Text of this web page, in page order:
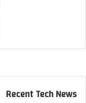
Recent Tech News